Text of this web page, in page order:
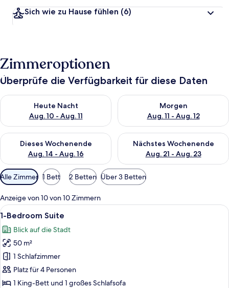
Sich wie zu Hause fühlen (6)
Zimmeroptionen
Überprüfe die Verfügbarkeit für diese Daten
Heute Nacht
Aug. 10 - Aug. 11
Überprüfe die Verfügbarkeit für heute Nacht, Aug. 10 - Aug.
Morgen
Aug. 11 - Aug. 12
Überprüfe die Verfügbarkeit
Dieses Wochenende
Aug. 14 - Aug. 16
Überprüfe die Verfügbarkeit für dieses Wochenende, Aug. 14
Nächstes Wochenende
Aug. 21 - Aug. 23
Überprüfe die Verfügbarkeit
Verfügbare
Filter
für
Zimmer
Alle Zimmer 1 Bett 2 Betten Über 3 Betten
Anzeige von 10 von 10 Zimmern
Alle
Fotos
für
1-
Bedroom
Suite
anzeigen
Ein modernes Schlafzimmer mit
16
1-Bedroom Suite
Blick auf die Stadt
50 m²
1 Schlafzimmer
Platz für 4 Personen
1 King-Bett und 1 großes Schlafsofa